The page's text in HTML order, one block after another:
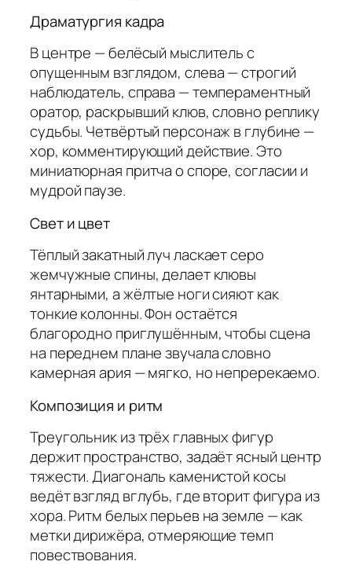
Драматургия кадра
В центре — белёсый мыслитель с
опущенным взглядом, слева — строгий
наблюдатель, справа — темпераментный
оратор, раскрывший клюв, словно реплику
судьбы. Четвёртый персонаж в глубине —
хор, комментирующий действие. Это
миниатюрная притча о споре, согласии и
мудрой паузе.
Свет и цвет
Тёплый закатный луч ласкает серо
жемчужные спины, делает клювы
янтарными, а жёлтые ноги сияют как
тонкие колонны. Фон остаётся
благородно приглушённым, чтобы сцена
на переднем плане звучала словно
камерная ария — мягко, но непререкаемо.
Композиция и ритм
Треугольник из трёх главных фигур
держит пространство, задаёт ясный центр
тяжести. Диагональ каменистой косы
ведёт взгляд вглубь, где вторит фигура из
хора. Ритм белых перьев на земле — как
метки дирижёра, отмеряющие темп
повествования.